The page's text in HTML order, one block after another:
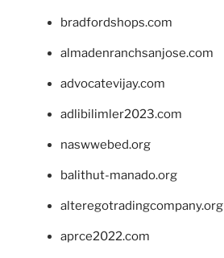
bradfordshops.com
almadenranchsanjose.com
advocatevijay.com
adlibilimler2023.com
naswwebed.org
balithut-manado.org
alteregotradingcompany.org
aprce2022.com